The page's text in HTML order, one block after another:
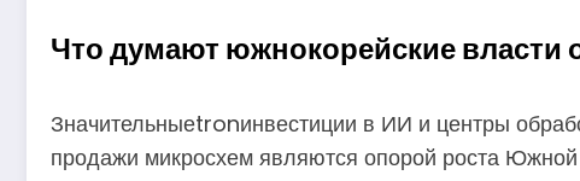
Что думают южнокорейские власти
Значительныеtronинвестиции в ИИ и центры
продажи микросхем являются опорой роста